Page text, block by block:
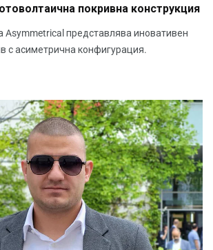
покривна конструкция
Asymmetrical представлява иновативен
с асиметрична конфигурация.